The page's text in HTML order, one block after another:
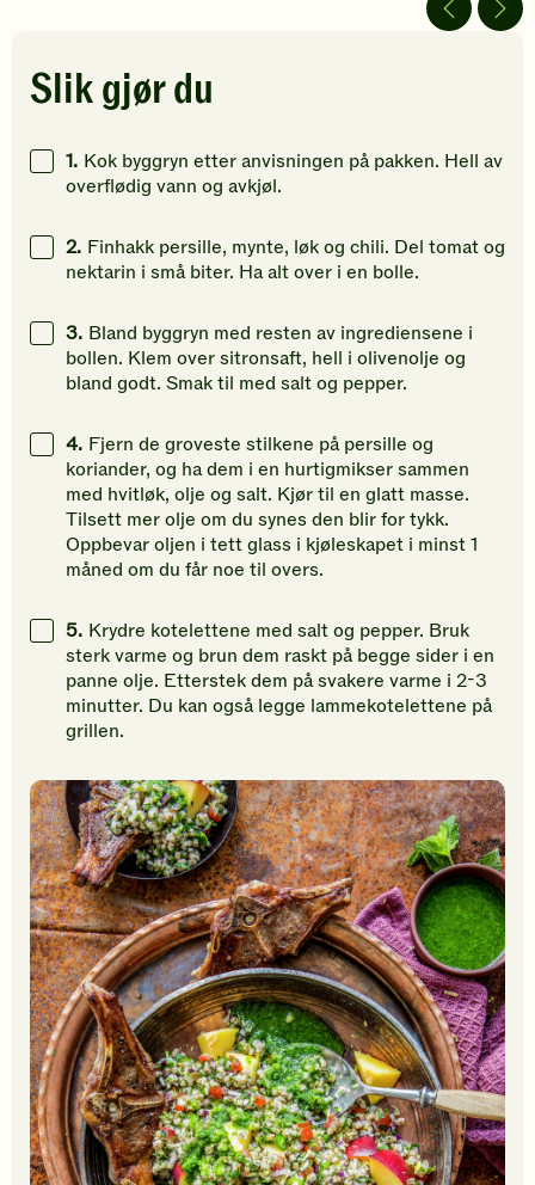
første
til
vurdere
denne
oppskriften.
denne
oppskriften.
5
din
Slik gjør du
1. Kok byggryn etter anvisningen på pakken. Hell av
overflødig vann og avkjøl.
2. Finhakk persille, mynte, løk og chili. Del tomat og
nektarin i små biter. Ha alt over i en bolle.
3. Bland byggryn med resten av ingrediensene i
bollen. Klem over sitronsaft, hell i olivenolje og
bland godt. Smak til med salt og pepper.
4. Fjern de groveste stilkene på persille og
koriander, og ha dem i en hurtigmikser sammen
med hvitløk, olje og salt. Kjør til en glatt masse.
Tilsett mer olje om du synes den blir for tykk.
Oppbevar oljen i tett glass i kjøleskapet i minst 1
måned om du får noe til overs.
5. Krydre kotelettene med salt og pepper. Bruk
sterk varme og brun dem raskt på begge sider i en
panne olje. Etterstek dem på svakere varme i 2-3
minutter. Du kan også legge lammekotelettene på
grillen.